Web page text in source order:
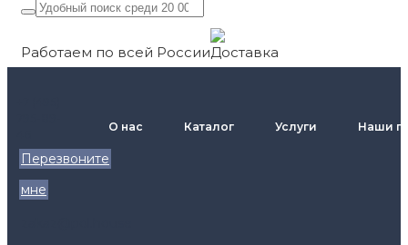
Работаем по всей России
Перезвоните
мне
О нас Каталог Услуги Наши